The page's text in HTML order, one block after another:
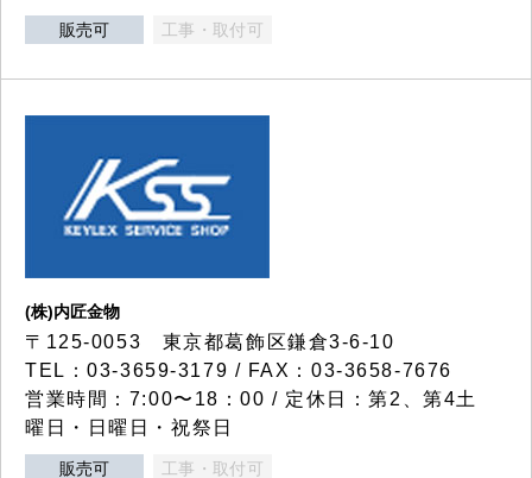
販売可 工事・取付可
(株)内匠金物
〒125-0053 東京都葛飾区鎌倉3-6-10
TEL：03-3659-3179 / FAX：03-3658-7676
営業時間：7:00〜18：00 / 定休日：第2、第4土
曜日・日曜日・祝祭日
販売可 工事・取付可